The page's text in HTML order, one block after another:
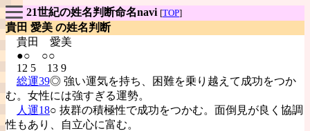
21世紀の姓名判断命名navi [TOP]
貴田 愛美 の姓名判断
貴田 愛美
●○ ○○
12 5 13 9
総運39◎ 強い運気を持ち、困難を乗り越えて成功をつか
む。女性には強すぎる運勢。
人運18○ 抜群の積極性で成功をつかむ。面倒見が良く協調
性もあり、自立心に富む。